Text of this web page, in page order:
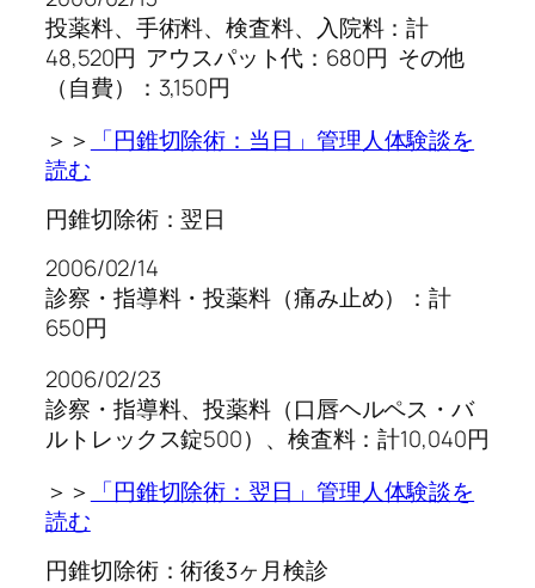
投薬料、手術料、検査料、入院料：計
48,520円 アウスパット代：680円 その他
（自費）：3,150円
＞＞ 「円錐切除術：当日」管理人体験談を
読む
円錐切除術：翌日
2006/02/14
診察・指導料・投薬料（痛み止め）：計
650円
2006/02/23
診察・指導料、投薬料（口唇ヘルペス・バ
ルトレックス錠500）、検査料：計10,040円
＞＞ 「円錐切除術：翌日」管理人体験談を
読む
円錐切除術：術後3ヶ月検診